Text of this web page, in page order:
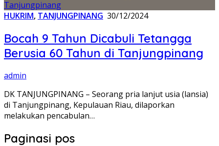
HUKRIM, TANJUNGPINANG 30/12/2024
Bocah 9 Tahun Dicabuli Tetangga
Berusia 60 Tahun di Tanjungpinang
admin
DK TANJUNGPINANG – Seorang pria lanjut usia (lansia)
di Tanjungpinang, Kepulauan Riau, dilaporkan
melakukan pencabulan…
Paginasi pos